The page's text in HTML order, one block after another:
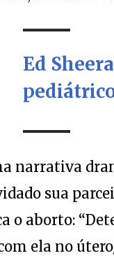
Ed
narrativa
sua
o aborto:
ela no